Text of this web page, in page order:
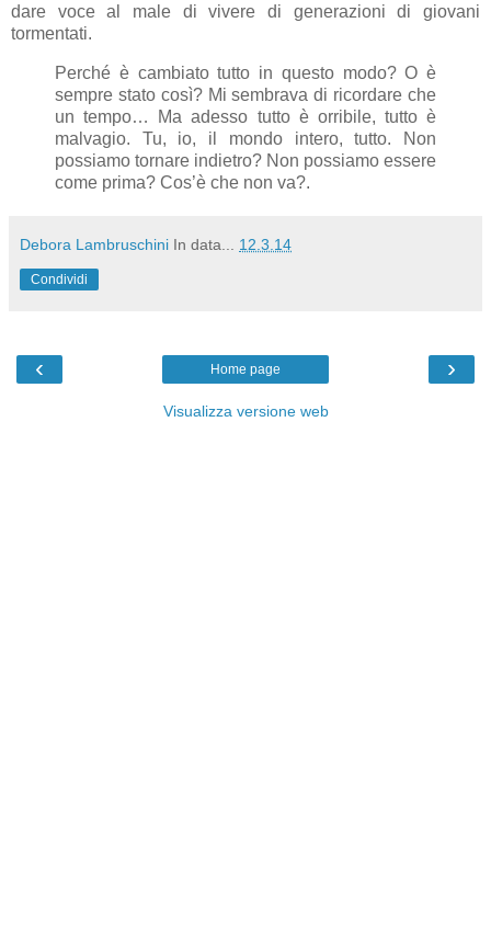
dare voce al male di vivere di generazioni di giovani
tormentati.
Perché è cambiato tutto in questo modo? O è
sempre stato così? Mi sembrava di ricordare che
un tempo… Ma adesso tutto è orribile, tutto è
malvagio. Tu, io, il mondo intero, tutto. Non
possiamo tornare indietro? Non possiamo essere
come prima? Cos’è che non va?.
Debora Lambruschini In data... 12.3.14
Condividi
‹ ›
Home page
Visualizza versione web